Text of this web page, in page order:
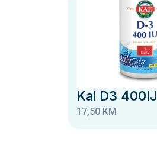
Kal D3 400IJ
17,50 KM